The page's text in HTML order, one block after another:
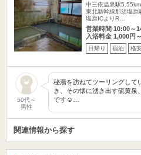
中三依温泉駅5.55km
東北新幹線那須塩原
塩原ICよりR…
営業時間 10:00～
入浴料金 1,000円～
日帰り 宿泊 格
50代～
男性
秘湯を訪ねてツーリングして
き、その懐に湧き出す硫黄泉
です☺…
関連情報から探す